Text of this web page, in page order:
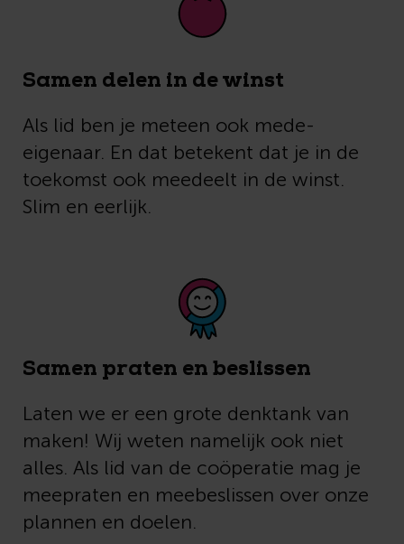
Samen delen in de winst
Als lid ben je meteen ook mede-
eigenaar. En dat betekent dat je in de
toekomst ook meedeelt in de winst.
Slim en eerlijk.
Samen praten en beslissen
Laten we er een grote denktank van
maken! Wij weten namelijk ook niet
alles. Als lid van de coöperatie mag je
meepraten en meebeslissen over onze
plannen en doelen.